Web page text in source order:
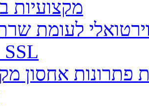
מקצועיות
לעומת שרת
תעודת SSL
אחסון